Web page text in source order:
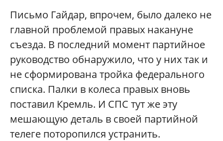
Письмо Гайдар, впрочем, было далеко не
главной проблемой правых накануне
съезда. В последний момент партийное
руководство обнаружило, что у них так и
не сформирована тройка федерального
списка. Палки в колеса правых вновь
поставил Кремль. И СПС тут же эту
мешающую деталь в своей партийной
телеге поторопился устранить.